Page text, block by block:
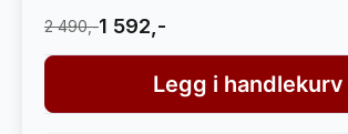
2 490,-1 592,-
Legg i handlekurv